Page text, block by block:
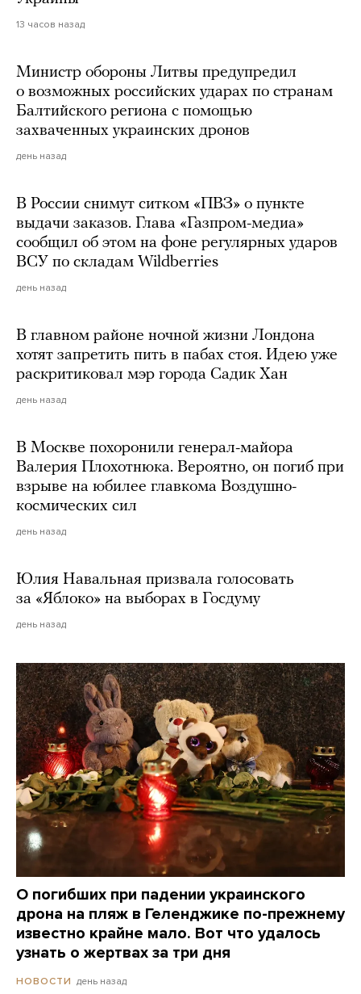
13 часов назад
Министр обороны Литвы предупредил
о возможных российских ударах по странам
Балтийского региона с помощью
захваченных украинских дронов
день назад
В России снимут ситком «ПВЗ» о пункте
выдачи заказов. Глава «Газпром-медиа»
сообщил об этом на фоне регулярных ударов
ВСУ по складам Wildberries
день назад
В главном районе ночной жизни Лондона
хотят запретить пить в пабах стоя. Идею уже
раскритиковал мэр города Садик Хан
день назад
В Москве похоронили генерал-майора
Валерия Плохотнюка. Вероятно, он погиб при
взрыве на юбилее главкома Воздушно-
космических сил
день назад
Юлия Навальная призвала голосовать
за «Яблоко» на выборах в Госдуму
день назад
О погибших при падении украинского
дрона на пляж в Геленджике по-прежнему
известно крайне мало. Вот что удалось
узнать о жертвах за три дня
НОВОСТИ день назад